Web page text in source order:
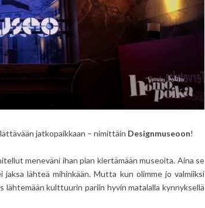
jatkopaikkaan – nimittäin Designmuseoon!
meneväni ihan pian kiertämään museoita. Aina se
lähteä mihinkään. Mutta kun olimme jo valmiiksi
lähtemään kulttuurin pariin hyvin matalalla kynnyksellä